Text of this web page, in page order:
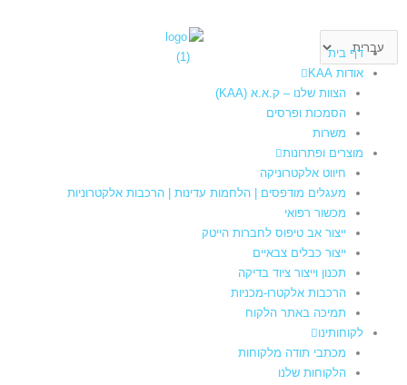
לתוכן
שפה
דף בית
אודות KAA
הצוות שלנו – ק.א.א (KAA)
הסמכות ופרסים
משרות
מוצרים ופתרונות
חיווט אלקטרוניקה
מעגלים מודפסים | הלחמות עדינות | הרכבות אלקטרוניות
מכשור רפואי
ייצור אב טיפוס לחברות הייטק
ייצור כבלים צבאיים
תכנון וייצור ציוד בדיקה
הרכבות אלקטרו-מכניות
תמיכה באתר הלקוח
לקוחותינו
מכתבי תודה מלקוחות
הלקוחות שלנו